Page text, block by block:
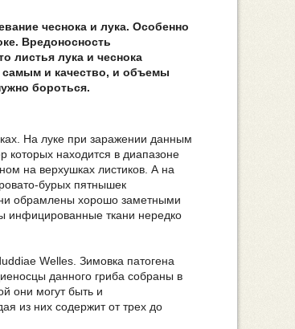
чеснока и лука. Особенно
Вредоносность
листья лука и чеснока
самым и качество, и объемы
бороться.
На луке при заражении данным
которых находится в диапазоне
на верхушках листиков. А на
бурых пятнышек
обрамлены хорошо заметными
инфицированные ткани нередко
Welles. Зимовка патогена
данного гриба собраны в
они могут быть и
из них содержит от трех до